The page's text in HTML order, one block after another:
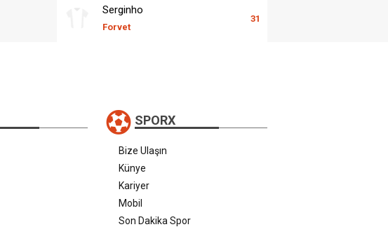
Serginho
Forvet
31
SPORX
Bize Ulaşın
Künye
Kariyer
Mobil
Son Dakika Spor